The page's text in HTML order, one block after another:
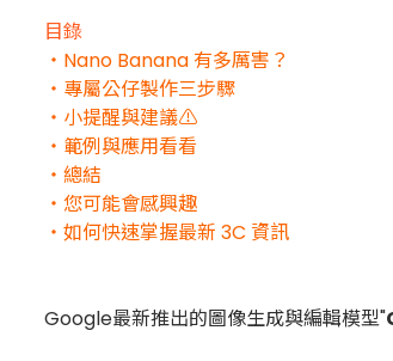
目錄
・Nano Banana 有多厲害？
・專屬公仔製作三步驟
・小提醒與建議⚠️
・範例與應用看看
・總結
・您可能會感興趣
・如何快速掌握最新 3C 資訊
Google最新推出的圖像生成與編輯模型"